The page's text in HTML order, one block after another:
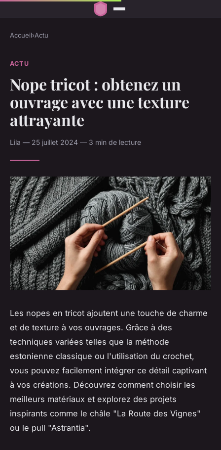
Accueil›Actu
ACTU
Nope tricot : obtenez un
ouvrage avec une texture
attrayante
Lila — 25 juillet 2024 — 3 min de lecture
Les nopes en tricot ajoutent une touche de charme
et de texture à vos ouvrages. Grâce à des
techniques variées telles que la méthode
estonienne classique ou l'utilisation du crochet,
vous pouvez facilement intégrer ce détail captivant
à vos créations. Découvrez comment choisir les
meilleurs matériaux et explorez des projets
inspirants comme le châle "La Route des Vignes"
ou le pull "Astrantia".